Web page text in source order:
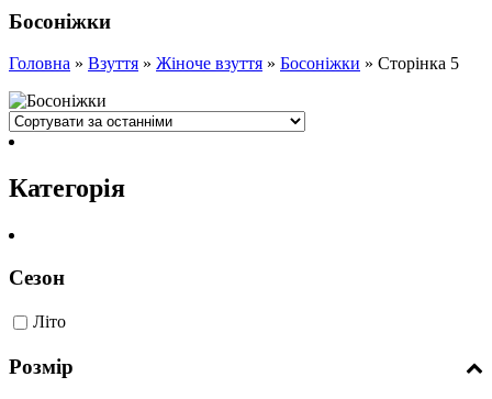
Босоніжки
Головна » Взуття » Жіноче взуття » Босоніжки » Сторінка 5
Категорія
Сезон
Літо
Розмір